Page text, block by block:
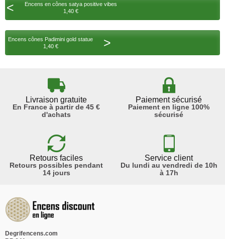
<
Encens en cônes satya positive vibes
1,40 €
Encens cônes Padimini gold statue
1,40 €
>
Livraison gratuite
En France à partir de 45 €
d'achats
Paiement sécurisé
Paiement en ligne 100%
sécurisé
Retours faciles
Retours possibles pendant
14 jours
Service client
Du lundi au vendredi de 10h
à 17h
Degrifencens.com